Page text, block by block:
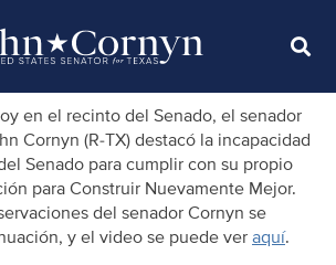
en el recinto del Senado, el senador
Cornyn (R-TX) destacó la incapacidad
Senado para cumplir con su propio
para Construir Nuevamente Mejor.
del senador Cornyn se
y el video se puede veraquí.